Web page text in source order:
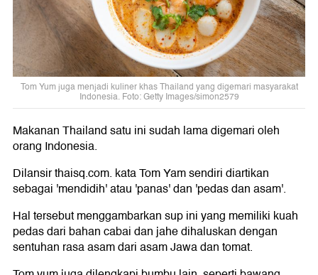
Tom Yum juga menjadi kuliner khas Thailand yang digemari masyarakat
Indonesia. Foto: Getty Images/simon2579
Makanan Thailand satu ini sudah lama digemari oleh
orang Indonesia.
Dilansir thaisq.com. kata Tom Yam sendiri diartikan
sebagai 'mendidih' atau 'panas' dan 'pedas dan asam'.
Hal tersebut menggambarkan sup ini yang memiliki kuah
pedas dari bahan cabai dan jahe dihaluskan dengan
sentuhan rasa asam dari asam Jawa dan tomat.